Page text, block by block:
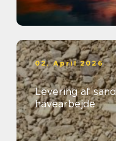
02. April 2026
Levering af
havearbejde